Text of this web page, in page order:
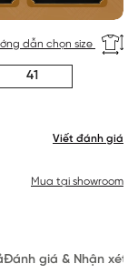
Viết đánh giá
dẫn chọn size
41
Mua tại showroom
Đánh giá & Nhận xét